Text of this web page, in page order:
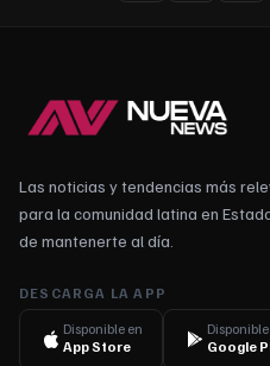
Las noticias y tendencias más
para la comunidad latina en
de mantenerte al día.
DESCARGA LA APP
Disponible en
App Store
Google